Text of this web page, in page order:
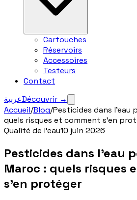
Cartouches
Réservoirs
Accessoires
Testeurs
Contact
عربيةDécouvrir →
Accueil/Blog/Pesticides dans l'eau
quels risques et comment s'en
Qualité de l'eau10 juin 2026
Pesticides dans l'eau
Maroc : quels risques
s'en protéger